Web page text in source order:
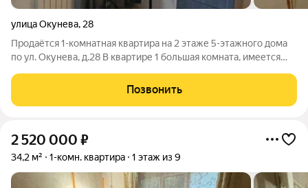
улица Окунева, 28
Продаётся 1-комнатная квартира на 2 этаже 5-этажного дома
по ул. Окунева, д.28 В квартире 1 большая комната, имеется
установлены пластиковые окна, качественная входная дверь,
счётчики холодного и
Позвонить
2 520 000 ₽
34,2 м² 1-комн. квартира 1 этаж из 9